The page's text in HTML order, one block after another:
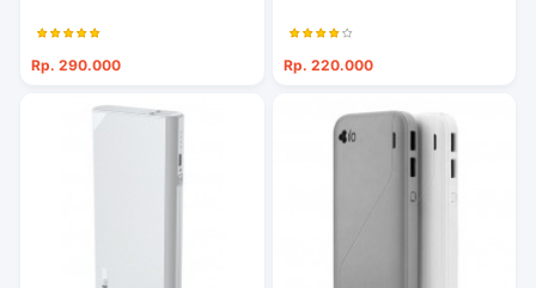
Rp. 290.000 Rp. 220.000